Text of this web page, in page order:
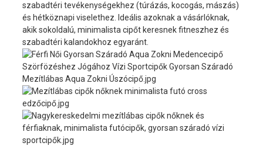
szabadtéri tevékenységekhez (túrázás, kocogás, mászás)
és hétköznapi viselethez. Ideális azoknak a vásárlóknak,
akik sokoldalú, minimalista cipőt keresnek fitneszhez és
szabadtéri kalandokhoz egyaránt.